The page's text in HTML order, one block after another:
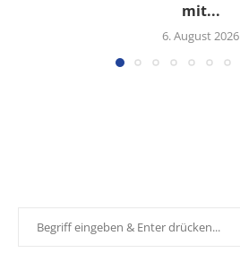
mit...
6. August 2026